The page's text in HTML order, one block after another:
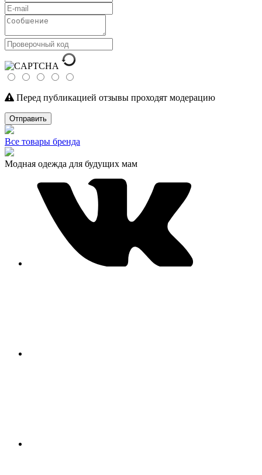
Перед публикацией отзывы проходят модерацию
Отправить
Все товары бренда
Модная одежда для будущих мам